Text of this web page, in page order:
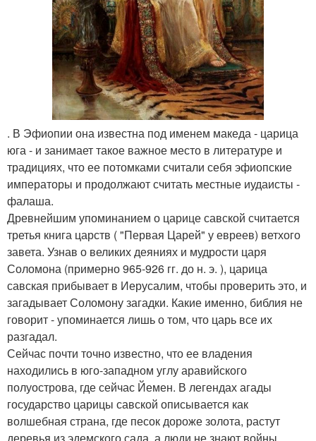
. В Эфиопии она известна под именем македа - царица
юга - и занимает такое важное место в литературе и
традициях, что ее потомками считали себя эфиопские
императоры и продолжают считать местные иудаисты -
фалаша.
Древнейшим упоминанием о царице савской считается
третья книга царств ( "Первая Царей" у евреев) ветхого
завета. Узнав о великих деяниях и мудрости царя
Соломона (примерно 965-926 гг. до н. э. ), царица
савская прибывает в Иерусалим, чтобы проверить это, и
загадывает Соломону загадки. Какие именно, библия не
говорит - упоминается лишь о том, что царь все их
разгадал.
Сейчас почти точно известно, что ее владения
находились в юго-западном углу аравийского
полуострова, где сейчас Йемен. В легендах агады
государство царицы савской описывается как
волшебная страна, где песок дороже золота, растут
деревья из эдемского сада, а люди не знают войны.